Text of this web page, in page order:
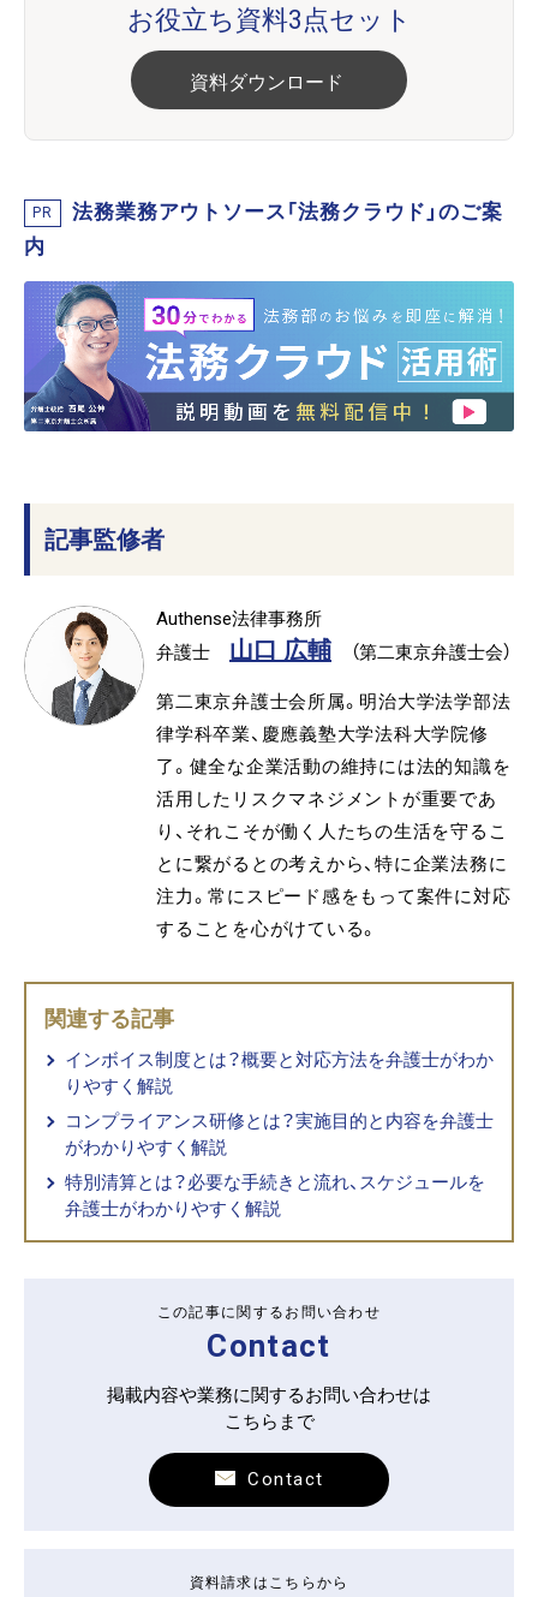
お役立ち資料3点セット
資料ダウンロード
PR
法務業務アウトソース「法務クラウド」のご案
内
記事監修者
Authense法律事務所
弁護士
山口 広輔 （第二東京弁護士会）
第二東京弁護士会所属。明治大学法学部法
律学科卒業、慶應義塾大学法科大学院修
了。健全な企業活動の維持には法的知識を
活用したリスクマネジメントが重要であ
り、それこそが働く人たちの生活を守るこ
とに繋がるとの考えから、特に企業法務に
注力。常にスピード感をもって案件に対応
することを心がけている。
関連する記事
インボイス制度とは？概要と対応方法を弁護士がわか
りやすく解説
コンプライアンス研修とは？実施目的と内容を弁護士
がわかりやすく解説
特別清算とは？必要な手続きと流れ、スケジュールを
弁護士がわかりやすく解説
この記事に関するお問い合わせ
Contact
掲載内容や業務に関するお問い合わせは
こちらまで
Contact
資料請求はこちらから